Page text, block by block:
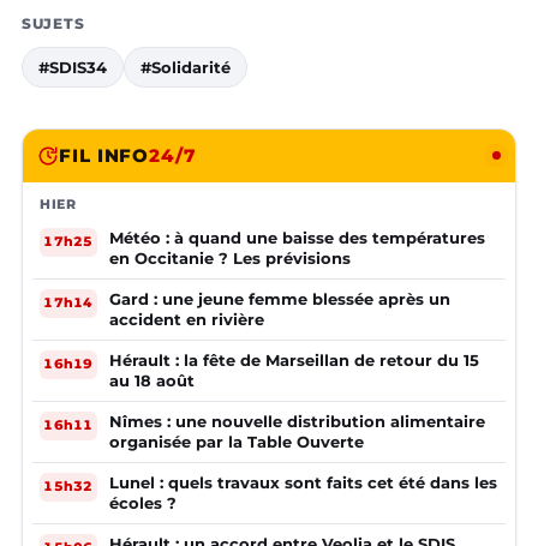
SUJETS
#SDIS34 #Solidarité
FIL INFO24/7
HIER
17h25
Météo : à quand une baisse des températures
en Occitanie ? Les prévisions
17h14
Gard : une jeune femme blessée après un
accident en rivière
16h19
Hérault : la fête de Marseillan de retour du 15
au 18 août
16h11
Nîmes : une nouvelle distribution alimentaire
organisée par la Table Ouverte
15h32
Lunel : quels travaux sont faits cet été dans les
écoles ?